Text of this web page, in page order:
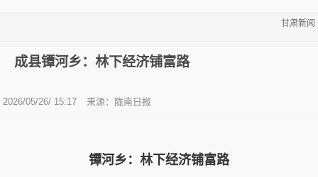
甘肃新闻
成县镡河乡：林下经济铺富路
2026/05/26/ 15:17 来源：陇南日报
镡河乡：林下经济铺富路